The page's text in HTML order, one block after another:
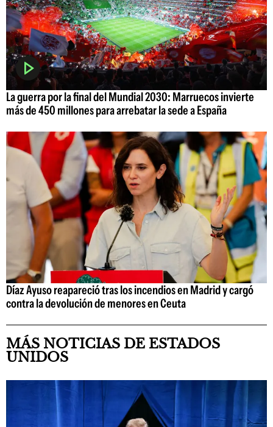
La guerra por la final del Mundial 2030: Marruecos invierte
más de 450 millones para arrebatar la sede a España
Díaz Ayuso reapareció tras los incendios en Madrid y cargó
contra la devolución de menores en Ceuta
MÁS NOTICIAS DE ESTADOS
UNIDOS